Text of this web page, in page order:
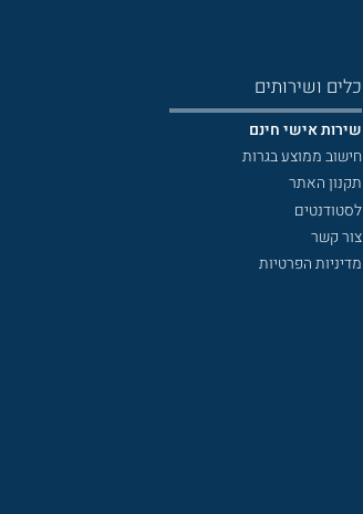
כלים ושירותים
שירות אישי חינם
חישוב ממוצע בגרות
תקנון האתר
לסטודנטים
צור קשר
מדיניות הפרטיות